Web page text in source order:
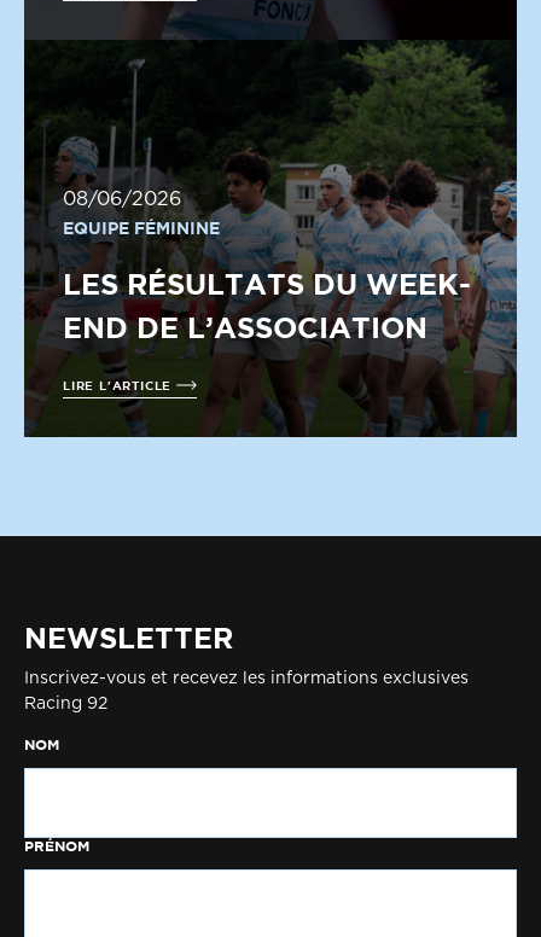
08/06/2026
EQUIPE FÉMININE
LES RÉSULTATS DU WEEK-
END DE L’ASSOCIATION
LIRE L'ARTICLE
NEWSLETTER
Inscrivez-vous et recevez les informations exclusives
Racing 92
NOM
PRÉNOM